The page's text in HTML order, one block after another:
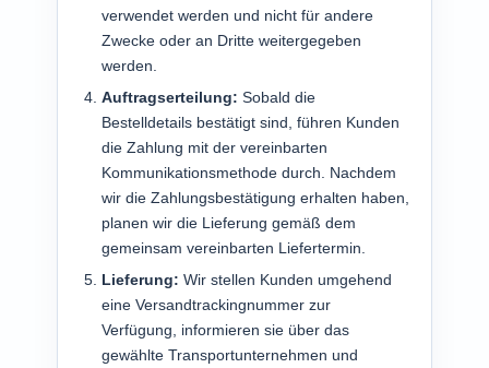
verwendet werden und nicht für andere
Zwecke oder an Dritte weitergegeben
werden.
Auftragserteilung: Sobald die
Bestelldetails bestätigt sind, führen Kunden
die Zahlung mit der vereinbarten
Kommunikationsmethode durch. Nachdem
wir die Zahlungsbestätigung erhalten haben,
planen wir die Lieferung gemäß dem
gemeinsam vereinbarten Liefertermin.
Lieferung: Wir stellen Kunden umgehend
eine Versandtrackingnummer zur
Verfügung, informieren sie über das
gewählte Transportunternehmen und